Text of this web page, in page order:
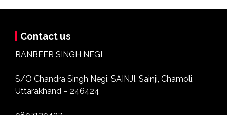
Contact us
RANBEER SINGH NEGI
S/O Chandra Singh Negi, SAINJI, Sainji, Chamoli,
Uttarakhand – 246424